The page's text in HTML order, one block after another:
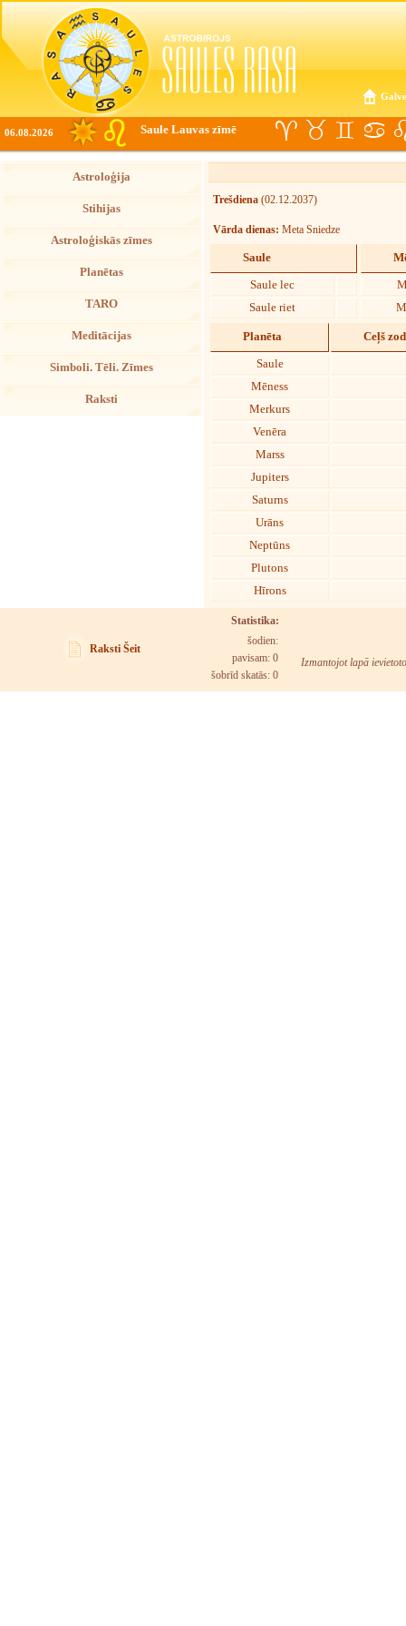
06.08.2026 Saule Lauvas zīmē
Astroloģija
Stihijas
Astroloģiskās zīmes
Planētas
TARO
Meditācijas
Simboli. Tēli. Zīmes
Raksti
Trešdiena (02.12.2037)
Vārda dienas: Meta Sniedze
Saule
Saule lec
Saule riet
Planēta Ceļš
Saule
Mēness
Merkurs
Venēra
Marss
Jupiters
Saturns
Urāns
Neptūns
Plutons
Hīrons
Raksti Šeit
Statistika:
šodien:
pavisam: 0
šobrīd skatās: 0
Izmantojot lapā